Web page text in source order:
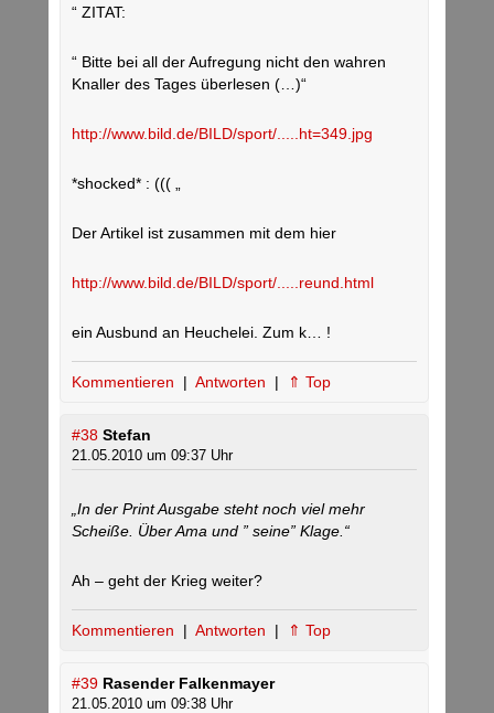
“ ZITAT:
“ Bitte bei all der Aufregung nicht den wahren
Knaller des Tages überlesen (…)“
http://www.bild.de/BILD/sport/.....ht=349.jpg
*shocked* : ((( „
Der Artikel ist zusammen mit dem hier
http://www.bild.de/BILD/sport/.....reund.html
ein Ausbund an Heuchelei. Zum k… !
Kommentieren | Antworten | ⇑ Top
#38 Stefan
21.05.2010 um 09:37 Uhr
„In der Print Ausgabe steht noch viel mehr
Scheiße. Über Ama und ” seine” Klage.“
Ah – geht der Krieg weiter?
Kommentieren | Antworten | ⇑ Top
#39 Rasender Falkenmayer
21.05.2010 um 09:38 Uhr